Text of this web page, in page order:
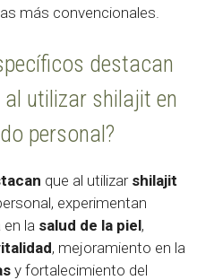
más convencionales.
destacan
utilizar shilajit en
personal?
que al utilizar shilajit
experimentan
la salud de la piel,
, mejoramiento en la
y fortalecimiento del